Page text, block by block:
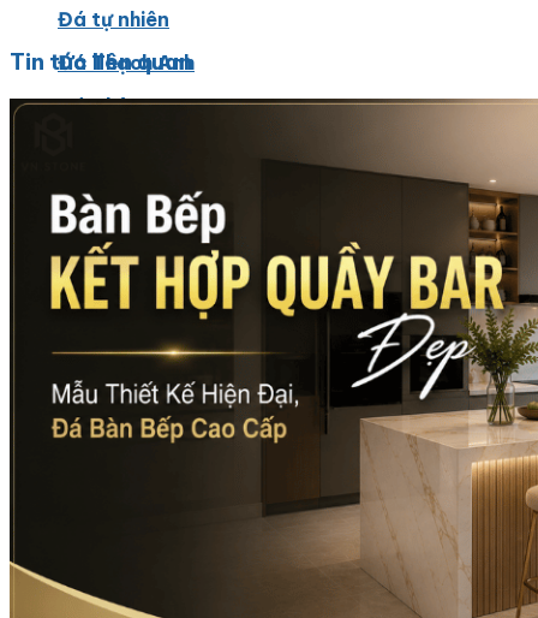
Đá tự nhiên
Đá Thạch Anh
Đá Nhân Tạo
Đá Cầu Thang
Đá Cầu Thang
Đá Bàn Bếp
Đá Bàn Bếp
Đá Lát Nền
Đá Bàn Bếp Cao Cấp
Đá Ốp
Đá Ốp Bếp
Đá Ốp Mặt Tiền
Đá Ốp Thang Máy
Tranh đá
Tranh Đá Granite Đối Xứng
Tin tức liên quan